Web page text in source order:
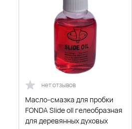
нет отзывов
Масло-смазка для пробки
FONDA Slide oll гелеобразная
для деревянных духовых